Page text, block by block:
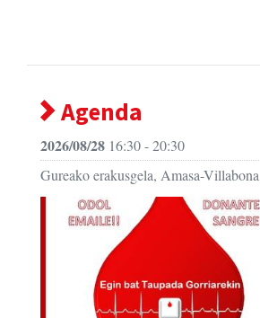
Agenda
2026/08/28 16:30 - 20:30
Gureako erakusgela, Amasa-Villabona